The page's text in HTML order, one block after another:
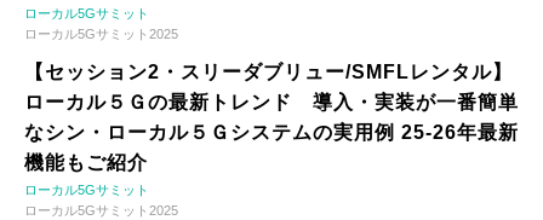
ローカル5Gサミット
ローカル5Gサミット2025
【セッション2・スリーダブリュー/SMFLレンタル】
ローカル５Ｇの最新トレンド 導入・実装が一番簡単
なシン・ローカル５Ｇシステムの実用例 25-26年最新
機能もご紹介
ローカル5Gサミット
ローカル5Gサミット2025